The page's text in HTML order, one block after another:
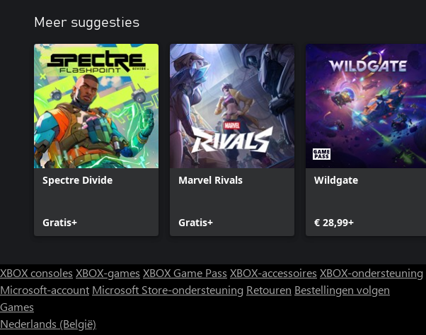
Meer suggesties
Spectre Divide
Gratis+
Marvel Rivals
Gratis+
Wildgate
€ 28,99+
XBOX consoles XBOX-games XBOX Game Pass XBOX-accessoires XBOX-ondersteuning
Microsoft-account Microsoft Store-ondersteuning Retouren Bestellingen volgen
Games
Nederlands (België)